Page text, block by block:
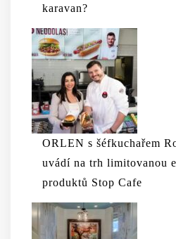
karavan?
ORLEN s šéfkuchařem
uvádí na trh limitovanou
produktů Stop Cafe